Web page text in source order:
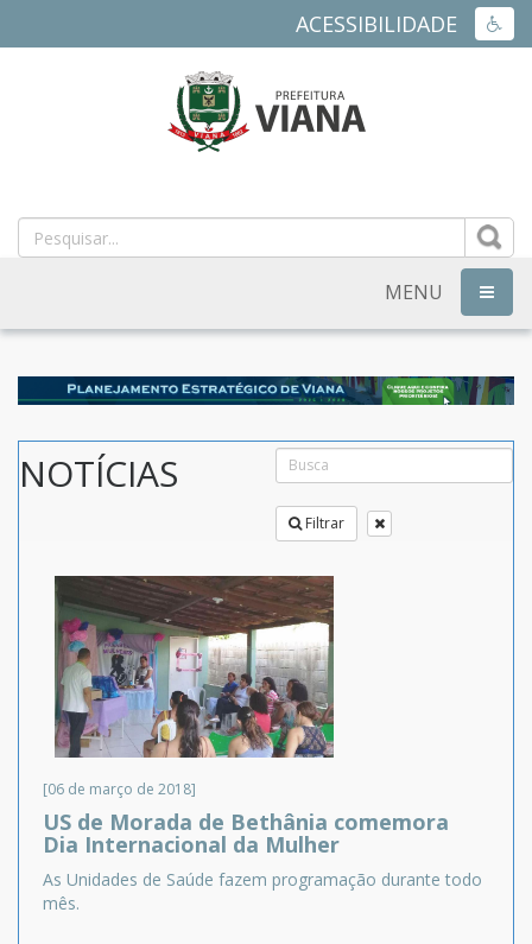
ACESSIBILIDADE
MUNICIPAL
DE
VIANA
ES
MENU
NOTÍCIAS
Filtrar
[06 de março de 2018]
US de Morada de Bethânia comemora
Dia Internacional da Mulher
As Unidades de Saúde fazem programação durante todo
mês.